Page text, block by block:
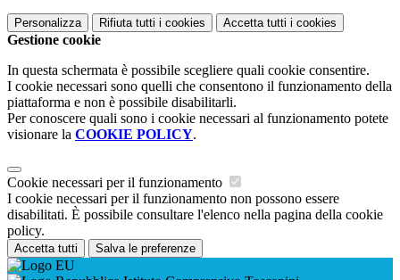
Personalizza Rifiuta tutti i cookies Accetta tutti i cookies
Gestione cookie
In questa schermata è possibile scegliere quali cookie consentire.
I cookie necessari sono quelli che consentono il funzionamento della
piattaforma e non è possibile disabilitarli.
Per conoscere quali sono i cookie necessari al funzionamento potete
visionare la COOKIE POLICY.
Cookie necessari per il funzionamento
I cookie necessari per il funzionamento non possono essere
disabilitati. È possibile consultare l'elenco nella pagina della cookie
policy.
Accetta tutti Salva le preferenze